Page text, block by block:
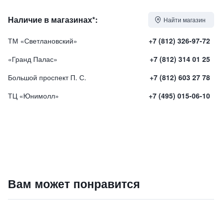
Наличие в магазинах*: Найти магазин
ТМ «Светлановский»
+7 (812) 326-97-72
«Гранд Палас»
+7 (812) 314 01 25
Большой проспект П. С.
+7 (812) 603 27 78
ТЦ «Юнимолл»
+7 (495) 015-06-10
27750₽9 840 ₽
Вам может понравится